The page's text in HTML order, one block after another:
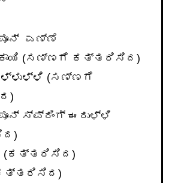
ಎಣ್ಣೆ
(ಸಣ್ಣಗೆ ಕತ್ತರಿಸಿದ)
(ಸಣ್ಣಗೆ
ಸ್ಪ್ರಿಂಗ್ ಈರುಳ್ಳಿ
(ಕತ್ತರಿಸಿದ)